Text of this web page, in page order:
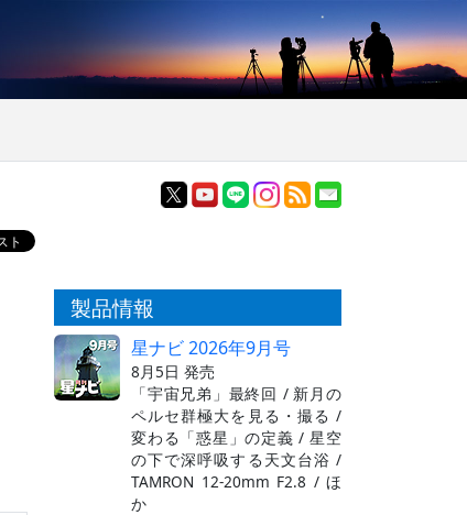
製品情報
星ナビ 2026年9月号
8月5日 発売
「宇宙兄弟」最終回 / 新月の
ペルセ群極大を見る・撮る /
変わる「惑星」の定義 / 星空
の下で深呼吸する天文台浴 /
TAMRON 12-20mm F2.8 / ほ
か